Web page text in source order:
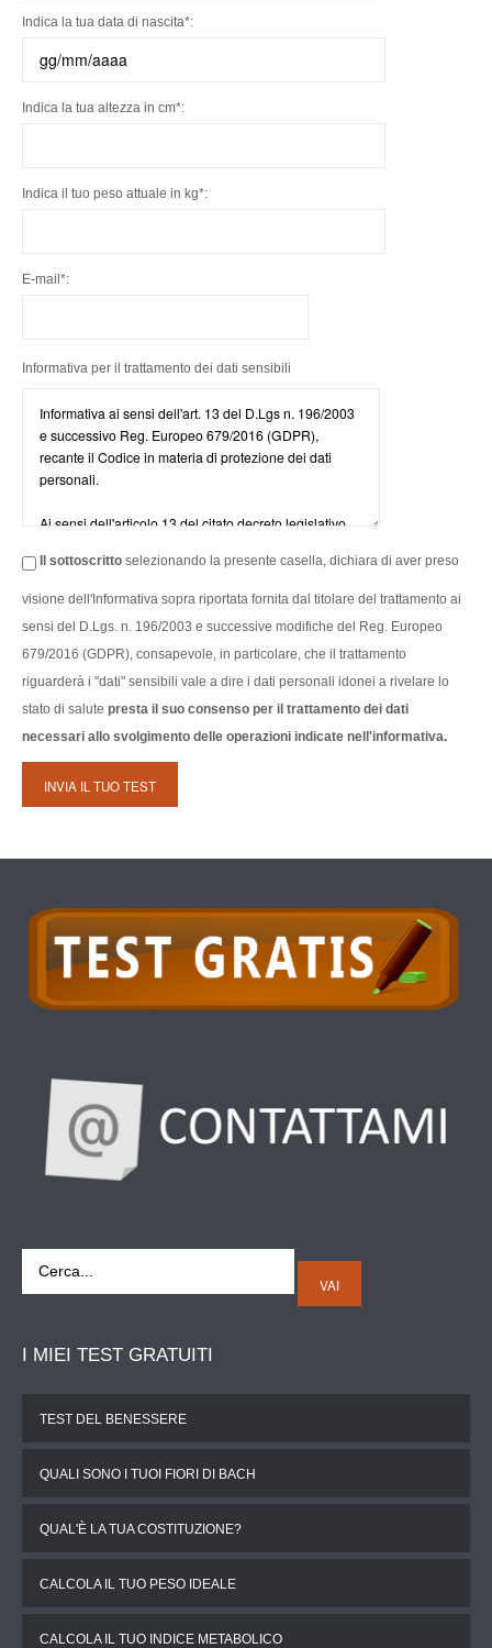
Indica la tua data di nascita*:
Indica la tua altezza in cm*:
Indica il tuo peso attuale in kg*:
E-mail*:
Informativa per il trattamento dei dati sensibili
Il sottoscritto selezionando la presente casella, dichiara di aver preso
visione dell'Informativa sopra riportata fornita dal titolare del trattamento ai
sensi del D.Lgs. n. 196/2003 e successive modifiche del Reg. Europeo
679/2016 (GDPR), consapevole, in particolare, che il trattamento
riguarderà i "dati" sensibili vale a dire i dati personali idonei a rivelare lo
stato di salute presta il suo consenso per il trattamento dei dati
necessari allo svolgimento delle operazioni indicate nell'informativa.
VAI
I MIEI TEST GRATUITI
TEST DEL BENESSERE
QUALI SONO I TUOI FIORI DI BACH
QUAL'È LA TUA COSTITUZIONE?
CALCOLA IL TUO PESO IDEALE
CALCOLA IL TUO INDICE METABOLICO